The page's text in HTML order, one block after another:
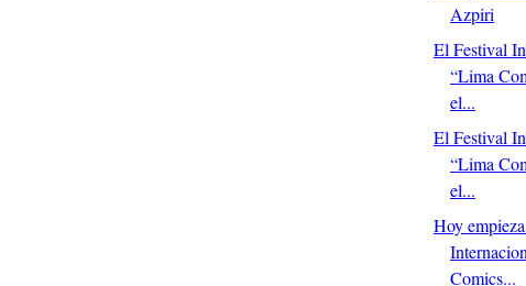
Azpiri
El Festival
“Lima
el...
El Festival
“Lima
el...
Hoy
Comics...